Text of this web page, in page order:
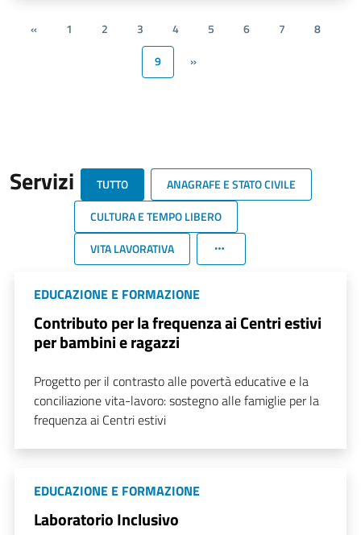
« 1 2 3 4 5 6 7
8
9
»
Servizi TUTTO
ANAGRAFE E STATO CIVILE
CULTURA E TEMPO LIBERO
VITA LAVORATIVA
EDUCAZIONE E FORMAZIONE
Contributo per la frequenza ai Centri estivi
per bambini e ragazzi
Progetto per il contrasto alle povertà educative e la
conciliazione vita-lavoro: sostegno alle famiglie per la
frequenza ai Centri estivi
EDUCAZIONE E FORMAZIONE
Laboratorio Inclusivo